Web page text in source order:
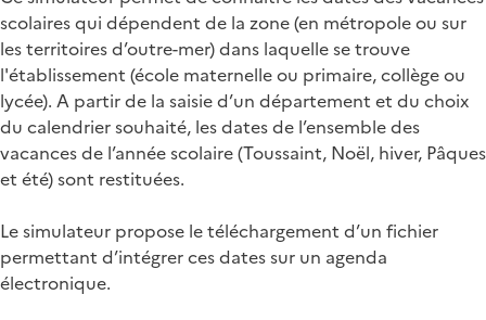
scolaires qui dépendent de la zone (en métropole ou sur
les territoires d’outre-mer) dans laquelle se trouve
l'établissement (école maternelle ou primaire, collège ou
lycée). A partir de la saisie d’un département et du choix
du calendrier souhaité, les dates de l’ensemble des
vacances de l’année scolaire (Toussaint, Noël, hiver, Pâques
et été) sont restituées.
Le simulateur propose le téléchargement d’un fichier
permettant d’intégrer ces dates sur un agenda
électronique.